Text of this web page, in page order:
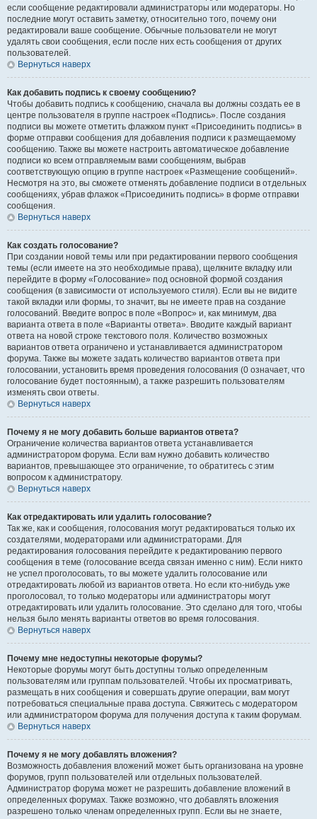
если сообщение редактировали администраторы или модераторы. Но
последние могут оставить заметку, относительно того, почему они
редактировали ваше сообщение. Обычные пользователи не могут
удалять свои сообщения, если после них есть сообщения от других
пользователей.
Вернуться наверх
Как добавить подпись к своему сообщению?
Чтобы добавить подпись к сообщению, сначала вы должны создать ее в
центре пользователя в группе настроек «Подпись». После создания
подписи вы можете отметить флажком пункт «Присоединить подпись» в
форме отправки сообщения для добавления подписи к размещаемому
сообщению. Также вы можете настроить автоматическое добавление
подписи ко всем отправляемым вами сообщениям, выбрав
соответствующую опцию в группе настроек «Размещение сообщений».
Несмотря на это, вы сможете отменять добавление подписи в отдельных
сообщениях, убрав флажок «Присоединить подпись» в форме отправки
сообщения.
Вернуться наверх
Как создать голосование?
При создании новой темы или при редактировании первого сообщения
темы (если имеете на это необходимые права), щелкните вкладку или
перейдите в форму «Голосование» под основной формой создания
сообщения (в зависимости от используемого стиля). Если вы не видите
такой вкладки или формы, то значит, вы не имеете прав на создание
голосований. Введите вопрос в поле «Вопрос» и, как минимум, два
варианта ответа в поле «Варианты ответа». Вводите каждый вариант
ответа на новой строке текстового поля. Количество возможных
вариантов ответа ограничено и устанавливается администратором
форума. Также вы можете задать количество вариантов ответа при
голосовании, установить время проведения голосования (0 означает, что
голосование будет постоянным), а также разрешить пользователям
изменять свои ответы.
Вернуться наверх
Почему я не могу добавить больше вариантов ответа?
Ограничение количества вариантов ответа устанавливается
администратором форума. Если вам нужно добавить количество
вариантов, превышающее это ограничение, то обратитесь с этим
вопросом к администратору.
Вернуться наверх
Как отредактировать или удалить голосование?
Так же, как и сообщения, голосования могут редактироваться только их
создателями, модераторами или администраторами. Для
редактирования голосования перейдите к редактированию первого
сообщения в теме (голосование всегда связан именно с ним). Если никто
не успел проголосовать, то вы можете удалить голосование или
отредактировать любой из вариантов ответа. Но если кто-нибудь уже
проголосовал, то только модераторы или администраторы могут
отредактировать или удалить голосование. Это сделано для того, чтобы
нельзя было менять варианты ответов во время голосования.
Вернуться наверх
Почему мне недоступны некоторые форумы?
Некоторые форумы могут быть доступны только определенным
пользователям или группам пользователей. Чтобы их просматривать,
размещать в них сообщения и совершать другие операции, вам могут
потребоваться специальные права доступа. Свяжитесь с модератором
или администратором форума для получения доступа к таким форумам.
Вернуться наверх
Почему я не могу добавлять вложения?
Возможность добавления вложений может быть организована на уровне
форумов, групп пользователей или отдельных пользователей.
Администратор форума может не разрешить добавление вложений в
определенных форумах. Также возможно, что добавлять вложения
разрешено только членам определенных групп. Если вы не знаете,